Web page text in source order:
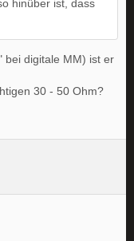
hinüber ist, dass
bei digitale MM) ist er
30 - 50 Ohm?